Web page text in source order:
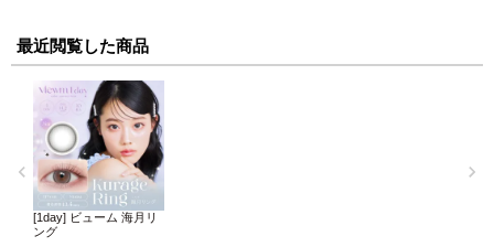
最近閲覧した商品
[1day] ビューム 海月リ
ング